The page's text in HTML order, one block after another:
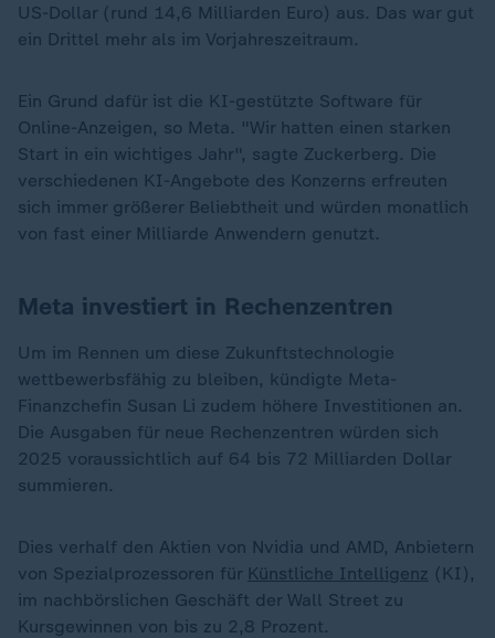
US-Dollar (rund 14,6 Milliarden Euro) aus. Das war gut
ein Drittel mehr als im Vorjahreszeitraum.
Ein Grund dafür ist die KI-gestützte Software für
Online-Anzeigen, so Meta. "Wir hatten einen starken
Start in ein wichtiges Jahr", sagte Zuckerberg. Die
verschiedenen KI-Angebote des Konzerns erfreuten
sich immer größerer Beliebtheit und würden monatlich
von fast einer Milliarde Anwendern genutzt.
Meta investiert in Rechenzentren
Um im Rennen um diese Zukunftstechnologie
wettbewerbsfähig zu bleiben, kündigte Meta-
Finanzchefin Susan Li zudem höhere Investitionen an.
Die Ausgaben für neue Rechenzentren würden sich
2025 voraussichtlich auf 64 bis 72 Milliarden Dollar
summieren.
Dies verhalf den Aktien von Nvidia und AMD, Anbietern
von Spezialprozessoren für Künstliche Intelligenz (KI),
im nachbörslichen Geschäft der Wall Street zu
Kursgewinnen von bis zu 2,8 Prozent.